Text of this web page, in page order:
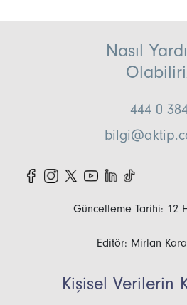
Nasıl
444 0
Güncelleme Tarihi: 12
Editör: Mirlan
Kişisel Verilerin